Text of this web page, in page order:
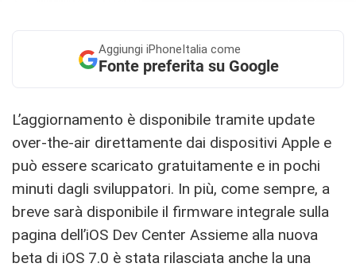
Aggiungi iPhoneItalia come
Fonte preferita su Google
L’aggiornamento è disponibile tramite update
over-the-air direttamente dai dispositivi Apple e
può essere scaricato gratuitamente e in pochi
minuti dagli sviluppatori. In più, come sempre, a
breve sarà disponibile il firmware integrale sulla
pagina dell’iOS Dev Center Assieme alla nuova
beta di iOS 7.0 è stata rilasciata anche la una